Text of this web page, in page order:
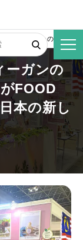
ぐヴィーガンの未来
ーガンの
FOOD
本の新し